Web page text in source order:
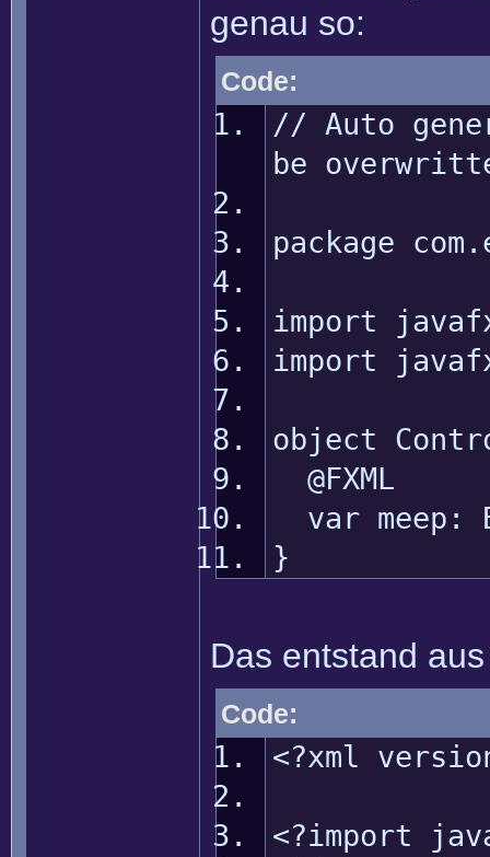
genau so:
Code:
// Auto
be
package
import
import
object
@FXML
var meep:
}
Das entstand
Code:
<?xml
<?import